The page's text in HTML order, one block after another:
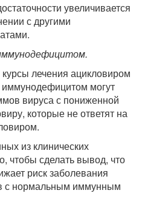
увеличивается
с другими
лечения ацикловиром
могут
вируса с пониженной
которые не ответят на
из клинических
чтобы сделать вывод, что
риск заболевания
с нормальным иммунным